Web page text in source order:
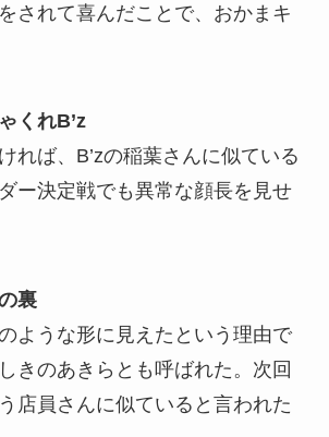
されて喜んだことで、おかまキ
くれB’z
れば、B’zの稲葉さんに似ている
ー決定戦でも異常な顔長を見せ
裏
ような形に見えたという理由で
きのあきらとも呼ばれた。次回
店員さんに似ていると言われた